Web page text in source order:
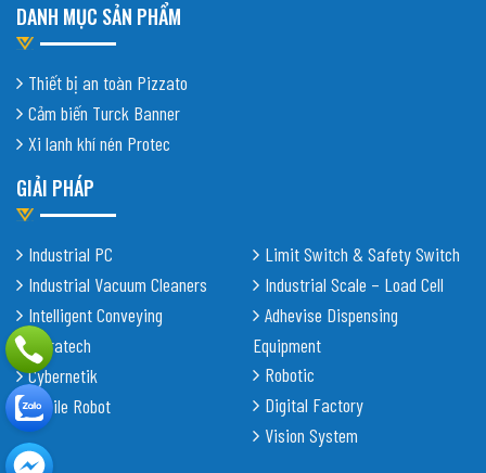
DANH MỤC SẢN PHẨM
Thiết bị an toàn Pizzato
Cảm biến Turck Banner
Xi lanh khí nén Protec
GIẢI PHÁP
Industrial PC
Industrial Vacuum Cleaners
Intelligent Conveying
Shiratech
Cybernetik
Mobile Robot
Limit Switch & Safety Switch
Industrial Scale – Load Cell
Adhevise Dispensing
Equipment
Robotic
Digital Factory
Vision System